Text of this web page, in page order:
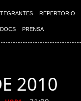
REPERTORIO
DOCS PRENSA
2010